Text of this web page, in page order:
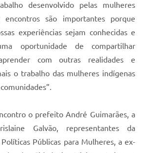
desenvolvido pelas mulheres
encontros são importantes porque
experiências sejam conhecidas e
oportunidade de compartilhar
com outras realidades e
o trabalho das mulheres indígenas
o prefeito André Guimarães, a
Galvão, representantes da
Públicas para Mulheres, a ex-